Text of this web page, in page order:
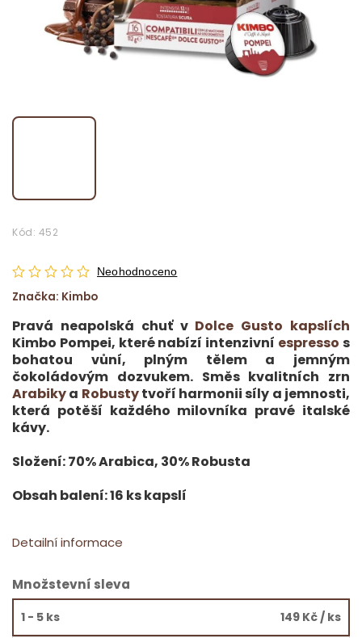
Kód: 452
Neohodnoceno
Značka: Kimbo
Množstevní sleva
1 - 5 ks 149 Kč/ ks
Pravá neapolská chuť v Dolce Gusto kapslích
Kimbo Pompei, které nabízí intenzivní espresso s
bohatou vůní, plným tělem a jemným
čokoládovým dozvukem. Směs kvalitních zrn
Arabikya Robustytvoří harmonii síly a jemnosti,
která potěší každého milovníka pravé italské
kávy.
Složení: 70% Arabica, 30% Robusta
Obsah balení: 16 ks kapslí
Detailní informace